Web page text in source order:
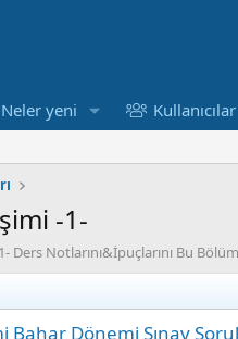
Neler yeni Kullanıcılar
-1-
Ders Notlarını&İpuçlarını Bu
Dönemi Sınav